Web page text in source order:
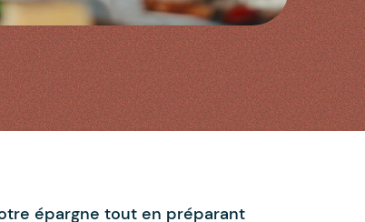
épargne tout en préparant